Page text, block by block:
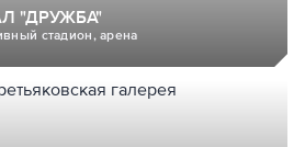
"ДРУЖБА"
стадион, арена